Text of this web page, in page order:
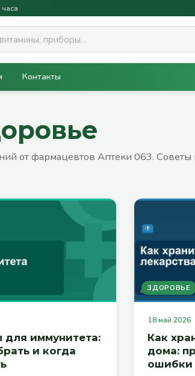
Контакты
от фармацевтов Аптеки 063.
для иммунитета:
и когда
ЗДОРОВЬЕ
18 май 2026
Как
дома:
ошибки